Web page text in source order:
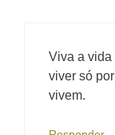
Viva a vida
viver só
vivem.